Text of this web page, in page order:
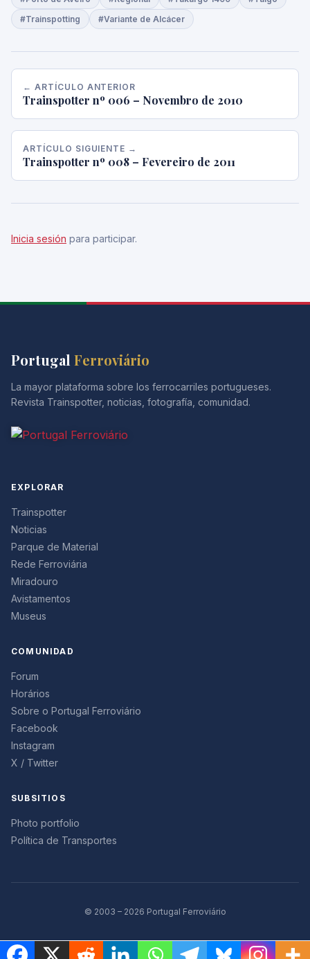
#Trainspotting
#Variante de Alcácer
← ARTÍCULO ANTERIOR
Trainspotter nº 006 – Novembro de 2010
ARTÍCULO SIGUIENTE →
Trainspotter nº 008 – Fevereiro de 2011
Inicia sesión para participar.
Portugal Ferroviário
La mayor plataforma sobre los ferrocarriles portugueses.
Revista Trainspotter, noticias, fotografía, comunidad.
EXPLORAR
Trainspotter
Noticias
Parque de Material
Rede Ferroviária
Miradouro
Avistamentos
Museus
COMUNIDAD
Forum
Horários
Sobre o Portugal Ferroviário
Facebook
Instagram
X / Twitter
SUBSITIOS
Photo portfolio
Política de Transportes
© 2003 – 2026 Portugal Ferroviário